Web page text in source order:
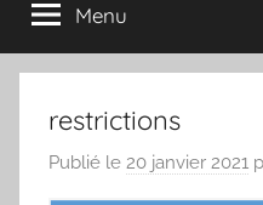
Menu
restrictions
Publié le 20 janvier 2021